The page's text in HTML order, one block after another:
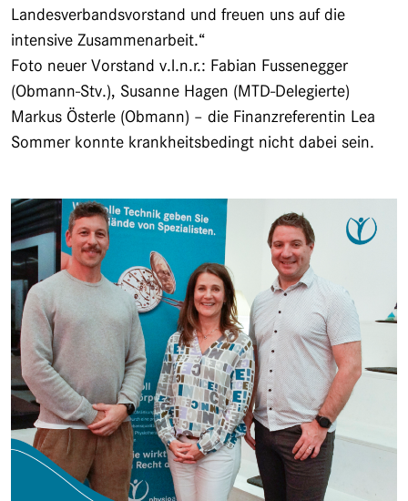
Landesverbandsvorstand und freuen uns auf die
intensive Zusammenarbeit.“
Foto neuer Vorstand v.l.n.r.: Fabian Fussenegger
(Obmann-Stv.), Susanne Hagen (MTD-Delegierte)
Markus Österle (Obmann) – die Finanzreferentin Lea
Sommer konnte krankheitsbedingt nicht dabei sein.